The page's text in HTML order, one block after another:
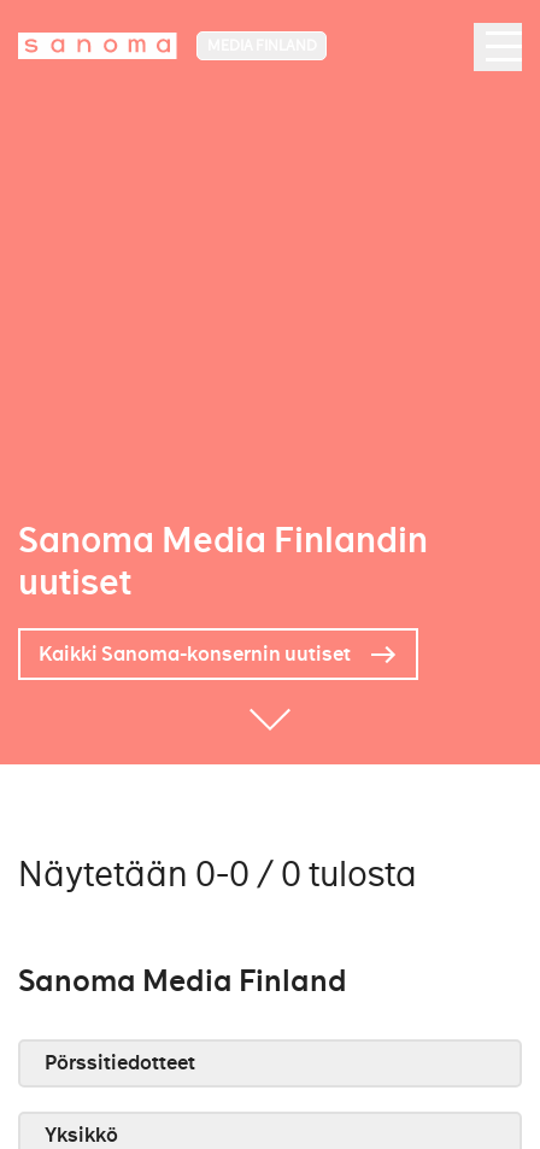
Sanoma Media Finlandin
uutiset
Kaikki Sanoma-konsernin uutiset
Näytetään 0-0 / 0 tulosta
Sanoma Media Finland
Pörssitiedotteet
Yksikkö